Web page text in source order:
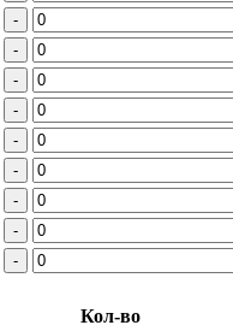
-
-
-
-
-
-
-
-
-
Кол-во